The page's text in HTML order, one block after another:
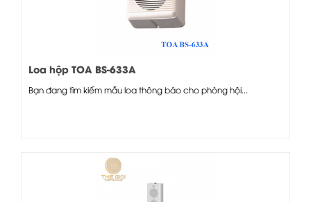
Loa hộp TOA BS-633A
Bạn đang tìm kiếm mẫu loa thông báo cho phòng hội...